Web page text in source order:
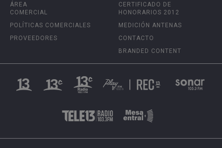
ÁREA
COMERCIAL
POLÍTICAS COMERCIALES
PROVEEDORES
CERTIFICADO DE
HONORARIOS 2012
MEDICIÓN ANTENAS
CONTACTO
BRANDED CONTENT